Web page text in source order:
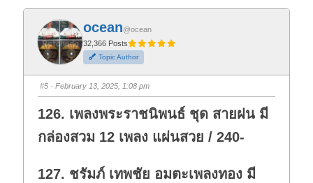
k
f
o
r
t
h
u
m
b
d
o
n
.
k
o
r
t
h
u
m
b
u
p
ocean@ocean
32,366 Posts
Topic Author
#5 · February 13, 2025, 1:08 pm
126. เพลงพระราชนิพนธ์ ชุด สายฝน มี
กล่องสวม 12 เพลง แผ่นสวย / 240-
127. ชรัมภ์ เทพชัย อมตะเพลงทอง มี